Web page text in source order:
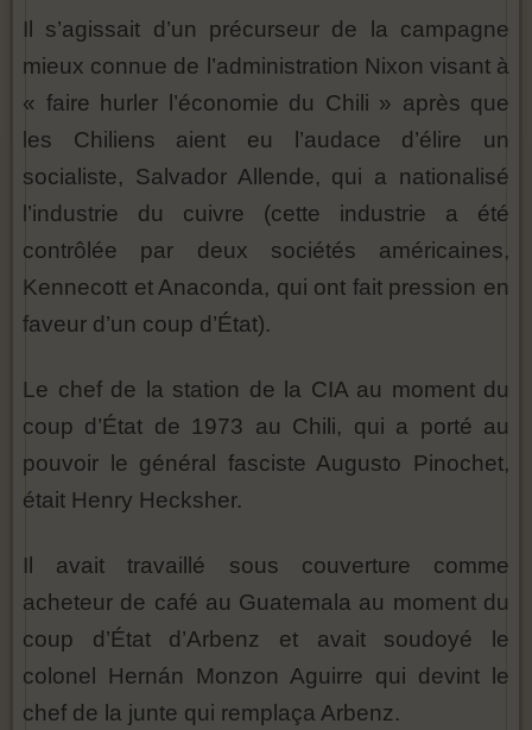
Il s’agissait d’un précurseur de la campagne
mieux connue de l’administration Nixon visant à
« faire hurler l’économie du Chili » après que
les Chiliens aient eu l’audace d’élire un
socialiste, Salvador Allende, qui a nationalisé
l’industrie du cuivre (cette industrie a été
contrôlée par deux sociétés américaines,
Kennecott et Anaconda, qui ont fait pression en
faveur d’un coup d’État).
Le chef de la station de la CIA au moment du
coup d’État de 1973 au Chili, qui a porté au
pouvoir le général fasciste Augusto Pinochet,
était Henry Hecksher.
Il avait travaillé sous couverture comme
acheteur de café au Guatemala au moment du
coup d’État d’Arbenz et avait soudoyé le
colonel Hernán Monzon Aguirre qui devint le
chef de la junte qui remplaça Arbenz.